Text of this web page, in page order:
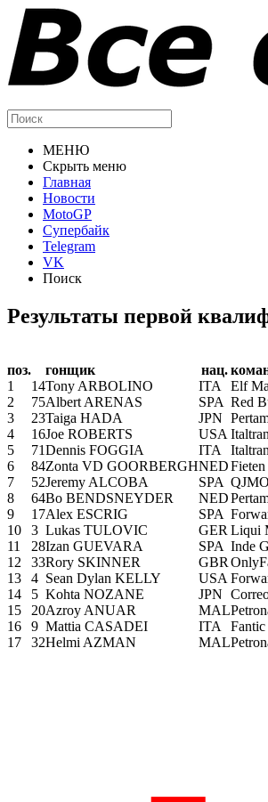
МЕНЮ
Скрыть меню
Главная
Новости
MotoGP
Супербайк
Telegram
VK
Поиск
Результаты первой
поз. гонщик нац.
1
14Tony ARBOLINO ITA Elf
2
75Albert ARENAS SPA Red
3
23Taiga HADA JPN
4
16Joe ROBERTS USA
5
71Dennis FOGGIA ITA
6
84Zonta VD GOORBERGHNED
7
52Jeremy ALCOBA SPA
8
64Bo BENDSNEYDER NED
9
17Alex ESCRIG SPA
10
3 Lukas TULOVIC GER Liqui
11
28Izan GUEVARA SPA Inde
12
33Rory SKINNER GBR
13
4 Sean Dylan KELLY USA
14
5 Kohta NOZANE JPN
15
20Azroy ANUAR MAL
16
9 Mattia CASADEI ITA
17
32Helmi AZMAN MAL